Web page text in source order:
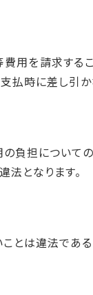
用を請求する
時に差し引か
負担について
となります。
は違法である